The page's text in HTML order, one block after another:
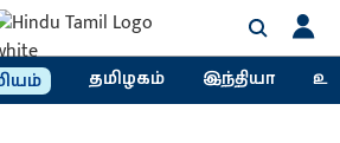
தமிழகம் இந்தியா